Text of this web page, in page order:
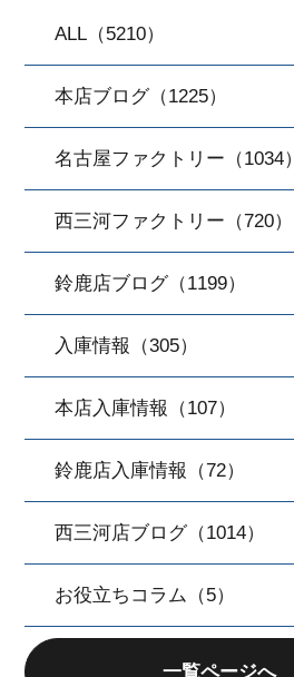
ALL（5210）
本店ブログ（1225）
名古屋ファクトリー（1034）
西三河ファクトリー（720）
鈴鹿店ブログ（1199）
入庫情報（305）
本店入庫情報（107）
鈴鹿店入庫情報（72）
西三河店ブログ（1014）
お役立ちコラム（5）
一覧ページへ